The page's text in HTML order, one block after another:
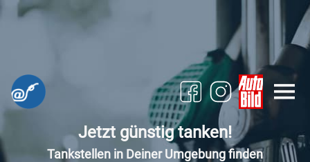
Jetzt günstig tanken!
Tankstellen in Deiner Umgebung finden